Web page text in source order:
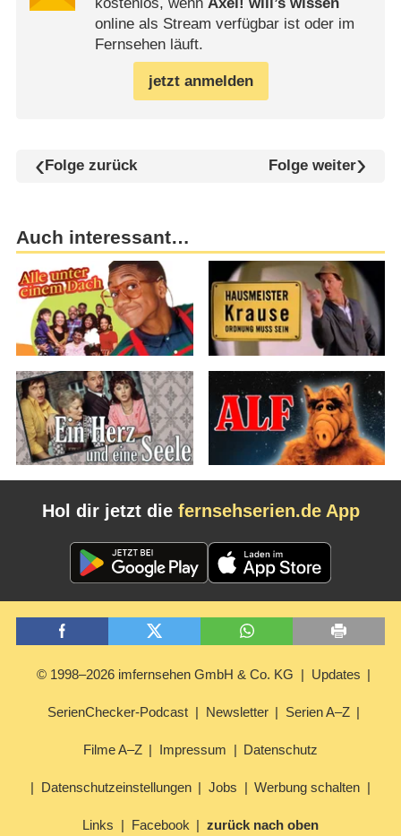
online als Stream verfügbar ist oder im
Fernsehen läuft.
jetzt anmelden
Folge zurück Folge weiter
Auch interessant…
Hol dir jetzt die fernsehserien.de App
© 1998–2026 imfernsehen GmbH & Co. KG Updates
SerienChecker-Podcast Newsletter Serien A–Z
Filme A–Z Impressum Datenschutz
Datenschutzeinstellungen Jobs Werbung schalten
Links Facebook zurück nach oben